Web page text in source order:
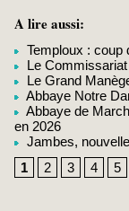
A lire aussi:
Temploux : coup
Le
Le Grand
Abbaye Notre
Abbaye de
en 2026
Jambes,
1
2 3 4 5